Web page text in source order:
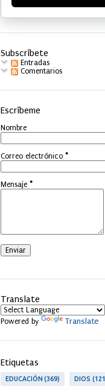
Subscríbete
Entradas
Comentarios
Escríbeme
Nombre
Correo electrónico *
Mensaje *
Translate
Powered by Translate
Etiquetas
EDUCACIÓN 369 DIOS 121